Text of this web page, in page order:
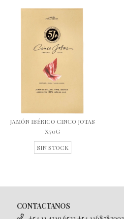
JAMÓN IBÉRICO CINCO JOTAS
X70G
SIN STOCK
CONTACTANOS